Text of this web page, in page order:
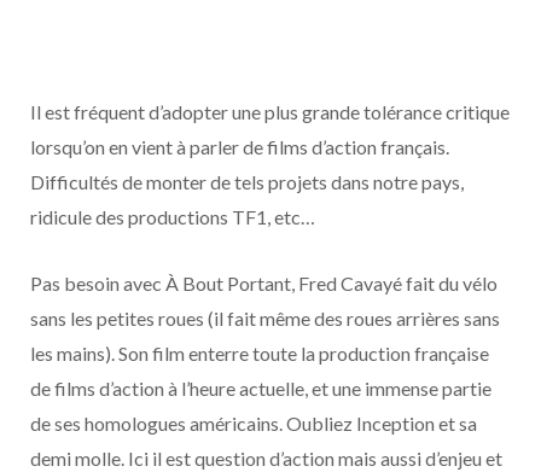
Il est fréquent d’adopter une plus grande tolérance critique
lorsqu’on en vient à parler de films d’action français.
Difficultés de monter de tels projets dans notre pays,
ridicule des productions TF1, etc…
Pas besoin avec À Bout Portant, Fred Cavayé fait du vélo
sans les petites roues (il fait même des roues arrières sans
les mains). Son film enterre toute la production française
de films d’action à l’heure actuelle, et une immense partie
de ses homologues américains. Oubliez Inception et sa
demi molle. Ici il est question d’action mais aussi d’enjeu et